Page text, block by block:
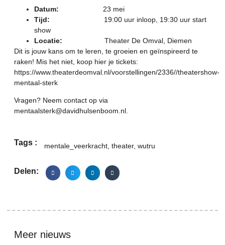
Datum: 23 mei
Tijd: 19:00 uur inloop, 19:30 uur start
show
Locatie: Theater De Omval, Diemen
Dit is jouw kans om te leren, te groeien en geïnspireerd te
raken! Mis het niet, koop hier je tickets:
https://www.theaterdeomval.nl/voorstellingen/2336//theatershow-
mentaal-sterk
Vragen? Neem contact op via
mentaalsterk@davidhulsenboom.nl
Tags : mentale_veerkracht theater, wutru
Delen:
Meer nieuws